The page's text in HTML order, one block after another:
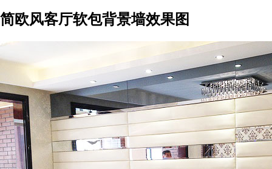
简欧风客厅软包背景墙效果图